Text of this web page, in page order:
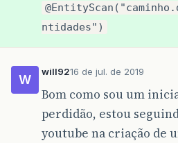
ntidades")
W
will9216 de jul. de 2019
Bom como sou um
perdidão, estou
youtube na criação de